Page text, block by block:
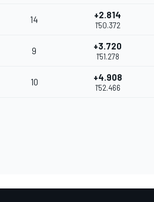
14 +2.814
1'50.372
9 +3.720
1'51.278
10 +4.908
1'52.466